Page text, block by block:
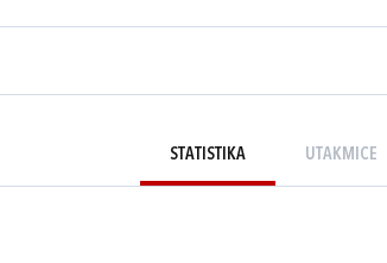
STATISTIKA UTAKMICE